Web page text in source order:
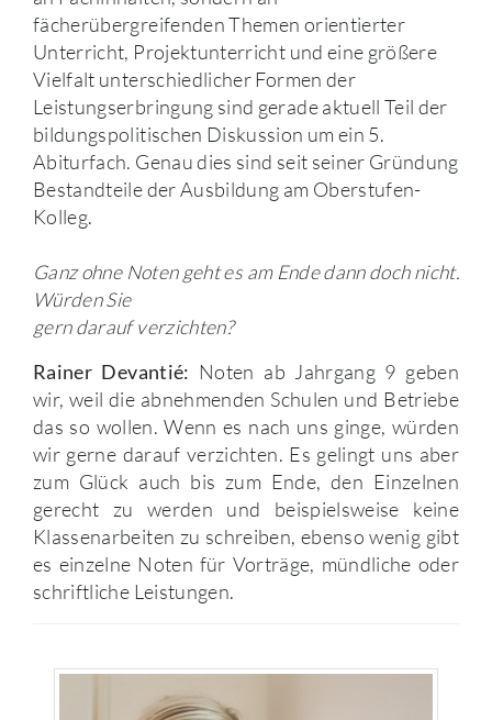
fächerübergreifenden Themen orientierter
Unterricht, Projektunterricht und eine größere
Vielfalt unterschiedlicher Formen der
Leistungserbringung sind gerade aktuell Teil der
bildungspolitischen Diskussion um ein 5.
Abiturfach. Genau dies sind seit seiner Gründung
Bestandteile der Ausbildung am Oberstufen-
Kolleg.
Ganz ohne Noten geht es am Ende dann doch nicht.
Würden Sie
gern darauf verzichten?
Rainer Devantié: Noten ab Jahrgang 9 geben
wir, weil die abnehmenden Schulen und Betriebe
das so wollen. Wenn es nach uns ginge, würden
wir gerne darauf verzichten. Es gelingt uns aber
zum Glück auch bis zum Ende, den Einzelnen
gerecht zu werden und beispielsweise keine
Klassenarbeiten zu schreiben, ebenso wenig gibt
es einzelne Noten für Vorträge, mündliche oder
schriftliche Leistungen.